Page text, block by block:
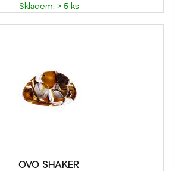
Skladem: > 5 ks
OVO SHAKER